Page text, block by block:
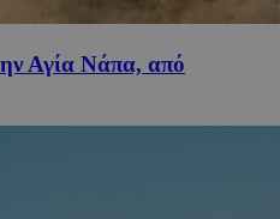
Αγία Νάπα, από